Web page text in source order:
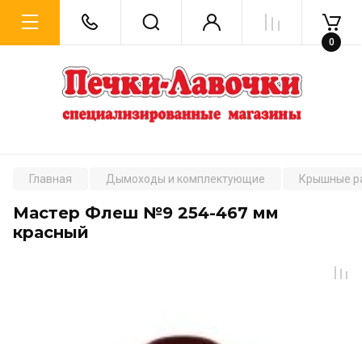
0
Главная Дымоходы и комплектующие Крышные
Мастер Флеш №9 254-467 мм
красный